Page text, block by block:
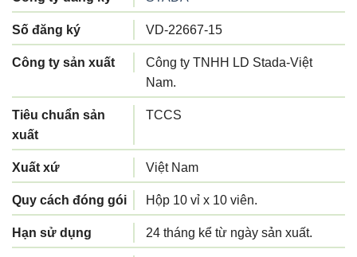
Số đăng ký VD-22667-15
Công ty sản xuất
Công ty TNHH LD Stada-Việt
Nam.
Tiêu chuẩn sản
xuất
TCCS
Xuất xứ Việt Nam
Quy cách đóng gói Hộp 10 vỉ x 10 viên.
Hạn sử dụng 24 tháng kể từ ngày sản xuất.